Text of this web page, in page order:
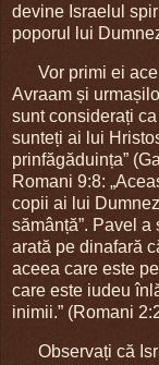
devine Israelul
poporul lui
Vor primi ei
Avraam și
sunt considerați
sunteți ai lui
prinfăgăduința”
Romani 9:8:
copii ai lui
sămânță”. Pavel a
arată pe dinafară
aceea care este
care este iudeu
inimii.” (Romani
Observați că